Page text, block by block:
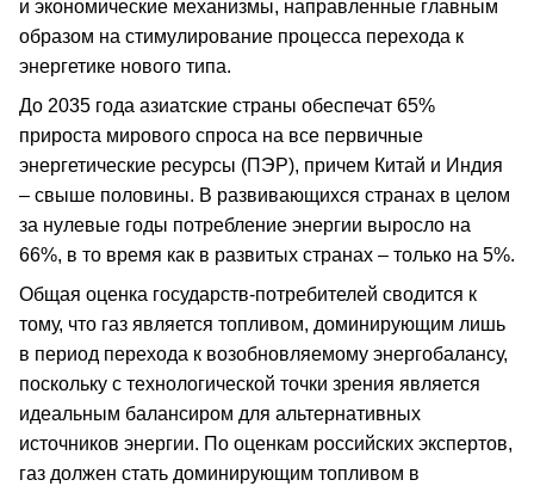
и экономические механизмы, направленные главным
образом на стимулирование процесса перехода к
энергетике нового типа.
До 2035 года азиатские страны обеспечат 65%
прироста мирового спроса на все первичные
энергетические ресурсы (ПЭР), причем Китай и Индия
– свыше половины. В развивающихся странах в целом
за нулевые годы потребление энергии выросло на
66%, в то время как в развитых странах – только на 5%.
Общая оценка государств-потребителей сводится к
тому, что газ является топливом, доминирующим лишь
в период перехода к возобновляемому энергобалансу,
поскольку с технологической точки зрения является
идеальным балансиром для альтернативных
источников энергии. По оценкам российских экспертов,
газ должен стать доминирующим топливом в